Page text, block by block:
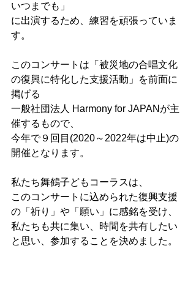
いつまでも」
に出演するため、練習を頑張っていま
す。
このコンサートは「被災地の合唱文化
の復興に特化した支援活動」を前面に
掲げる
一般社団法人 Harmony for JAPANが主
催するもので、
今年で９回目(2020～2022年は中止)の
開催となります。
私たち舞鶴子どもコーラスは、
このコンサートに込められた復興支援
の「祈り」や「願い」に感銘を受け、
私たちも共に集い、時間を共有したい
と思い、参加することを決めました。